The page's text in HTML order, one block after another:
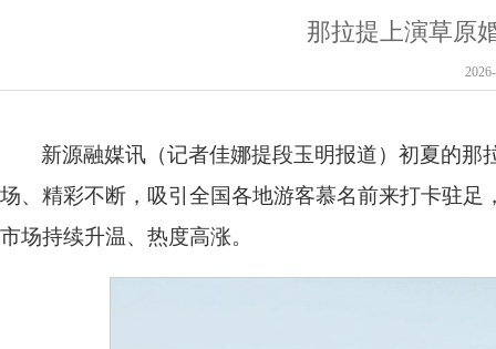
那拉提上演草原
新源融媒讯（记者佳娜提段玉明报道）初夏的
场、精彩不断，吸引全国各地游客慕名前来打卡驻
市场持续升温、热度高涨。